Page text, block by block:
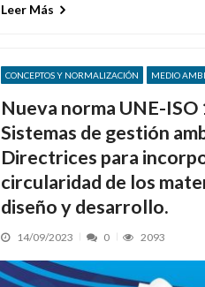
Leer Más
CONCEPTOS Y NORMALIZACIÓN MEDIO
Nueva norma UNE-
Sistemas de gestión
Directrices para
circularidad de los
diseño y desarrollo.
14/09/2023 0 2093